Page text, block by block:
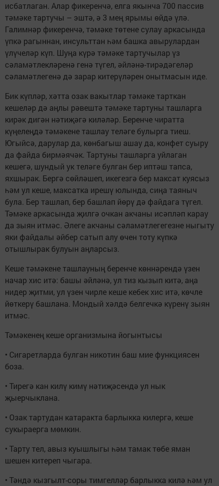
исбатлаган. Алар фикеренчә, елга якынча 700 пассив
тәмәке тартучы – эштә, ә 3 мең ярымы өйдә үлә.
Галимнәр фикеренчә, тәмәке төтене сулау аркасында
үпкә рагыннан, инсульттан һәм башка авырулардан
үлүчеләр күп. Шуңа күрә тәмәке тартучылар үз
сәламәтлекләренә генә түгел, әйләнә-тирәдәгеләр
сәламәтлегенә дә зарар китерүләрен онытмасын иде.
Бик күпләр, хәтта озак вакытлар тәмәке тарткан
кешеләр дә аңлы рәвештә тәмәке тартуны ташларга
кирәк дигән нәтиҗәгә киләләр. Беренче чиратта
күңелеңдә тәмәкене ташлау теләге булырга тиеш.
Югыйсә, дарулар да, көнбагыш ашау да, конфет суыру
да файда бирмәячәк. Тартуны ташларга уйлаган
кешегә, шундый ук теләге булган бер иптәш тапса,
яхшырак. Бергә сөйләшеп, икегезгә бер максат куясыз
һәм ул кеше, максатка ирешү юлында, сиңа таяныч
була. Бер ташлап, бер башлап йөрү дә файдага түгел.
Тәмәке аркасында җилгә очкан акчаны исәпләп карау
да зыян итмәс. Әлеге акчаны сәламәтлегегезне ныгыту
яки файдалы әйбер сатып алу өчен тоту күпкә
отышлырак булуын аңларсыз.
Кеше тәмәкене ташлауның беренче көннәрендә үзен
начар хис итә: башы әйләнә, ул тиз кызып китә, аңа
нидер җитми, ул үзен чирле кеше кебек хис итә, көчле
йөткерү башлана. Мондый хәлдә белгечкә күренү зыян
итмәс.
Тәмәкенең кеше организмына йогынтысы
• Сигаретларда булган никотин баш мие функциясен
боза.
• Тирегә кан килү кимү нәтиҗәсендә ул нык
җыерчыклана.
• Озак тартудан катаракта барлыкка килергә, кеше
сукыраерга мөмкин.
• Тарту тел, авыз куышлыгы һәм тамак төбе яман
шешен китереп чыгара.
• Тәндә кызгылт-соры тимгелләр барлыкка килә һәм ул